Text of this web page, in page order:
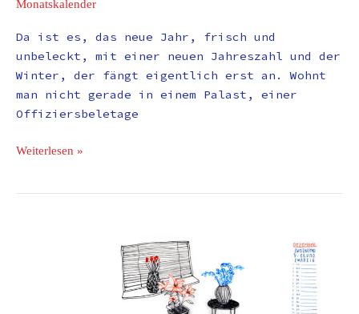
Monatskalender
Da ist es, das neue Jahr, frisch und
unbeleckt, mit einer neuen Jahreszahl und der
Winter, der fängt eigentlich erst an. Wohnt
man nicht gerade in einem Palast, einer
Offiziersbeletage
Weiterlesen »